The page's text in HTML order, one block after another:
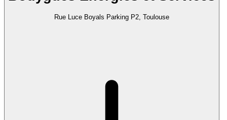
Rue Luce Boyals Parking P2, Toulouse